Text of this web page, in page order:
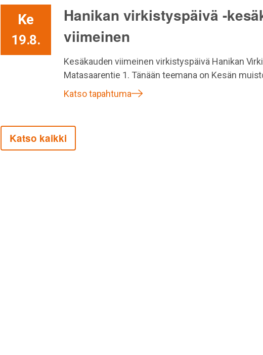
Ke
19.8.
Hanikan virkistyspäivä -
viimeinen
Kesäkauden viimeinen virkistyspäivä Hanikan
Matasaarentie 1. Tänään teemana on Kesän
Katso tapahtuma
Katso kaikki